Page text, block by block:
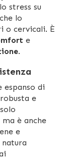
stress su
lo
o cervicali. È
e
.
espanso di
e
è anche
e